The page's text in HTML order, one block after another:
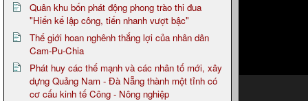
Quân khu bốn phát động phong trào thi đua
"Hiến kế lập công, tiến nhanh vượt bậc"
Thế giới hoan nghênh thắng lợi của nhân dân
Cam-Pu-Chia
Phát huy các thế mạnh và các nhân tố mới, xây
dựng Quảng Nam - Đà Nẵng thành một tỉnh có
cơ cấu kinh tế Công - Nông nghiệp